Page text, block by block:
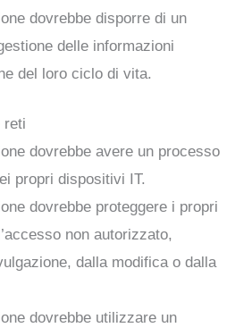
dovrebbe disporre di un
delle informazioni
del loro ciclo di vita.
reti
dovrebbe avere un processo
propri dispositivi IT.
dovrebbe proteggere i propri
non autorizzato,
dalla modifica o dalla
dovrebbe utilizzare un